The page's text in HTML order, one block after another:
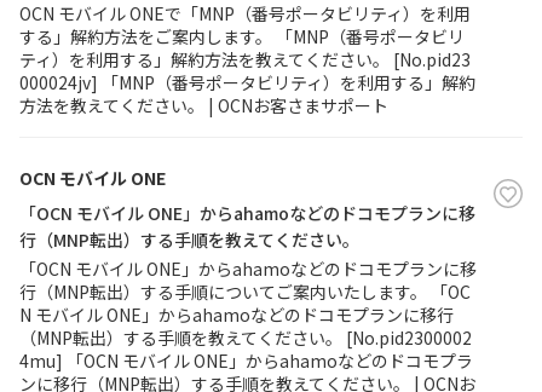
OCN モバイル ONEで「MNP（番号ポータビリティ）を利用
する」解約方法をご案内します。 「MNP（番号ポータビリ
ティ）を利用する」解約方法を教えてください。 [No.pid23
000024jv] 「MNP（番号ポータビリティ）を利用する」解約
方法を教えてください。 | OCNお客さまサポート
OCN モバイル ONE
「OCN モバイル ONE」からahamoなどのドコモプランに移
行（MNP転出）する手順を教えてください。
「OCN モバイル ONE」からahamoなどのドコモプランに移
行（MNP転出）する手順についてご案内いたします。 「OC
N モバイル ONE」からahamoなどのドコモプランに移行
（MNP転出）する手順を教えてください。 [No.pid2300002
4mu] 「OCN モバイル ONE」からahamoなどのドコモプラ
ンに移行（MNP転出）する手順を教えてください。 | OCNお